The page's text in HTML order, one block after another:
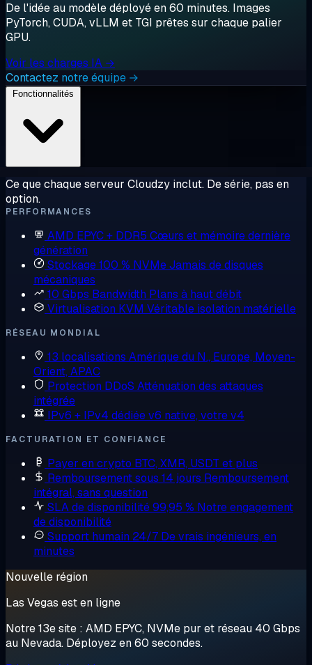
De l'idée au modèle déployé en 60 minutes. Images
PyTorch, CUDA, vLLM et TGI prêtes sur chaque palier
GPU.
Voir les charges IA →
Contactez notre équipe →
Ce que chaque serveur Cloudzy inclut. De série, pas en
option.
PERFORMANCES
AMD EPYC + DDR5 Cœurs et mémoire dernière
génération
Stockage 100 % NVMeJamais de disques
mécaniques
10 Gbps Bandwidth Plans à haut débit
Virtualisation KVM Véritable isolation matérielle
RÉSEAU MONDIAL
13 localisations Amérique du N., Europe, Moyen-
Orient, APAC
Protection DDoS Atténuation des attaques
intégrée
IPv6 + IPv4 dédiéev6 native, votre v4
FACTURATION ET CONFIANCE
Payer en crypto BTC, XMR, USDT et plus
Remboursement sous 14 jours Remboursement
intégral, sans question
SLA de disponibilité 99,95 % Notre engagement
de disponibilité
Support humain 24/7 De vrais ingénieurs, en
minutes
Nouvelle région
Las Vegas est en ligne
Notre 13e site : AMD EPYC, NVMe pur et réseau 40 Gbps
au Nevada. Déployez en 60 secondes.